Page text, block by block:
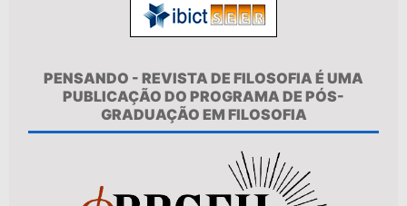
PENSANDO - REVISTA DE FILOSOFIA É UMA
PUBLICAÇÃO DO PROGRAMA DE PÓS-
GRADUAÇÃO EM FILOSOFIA